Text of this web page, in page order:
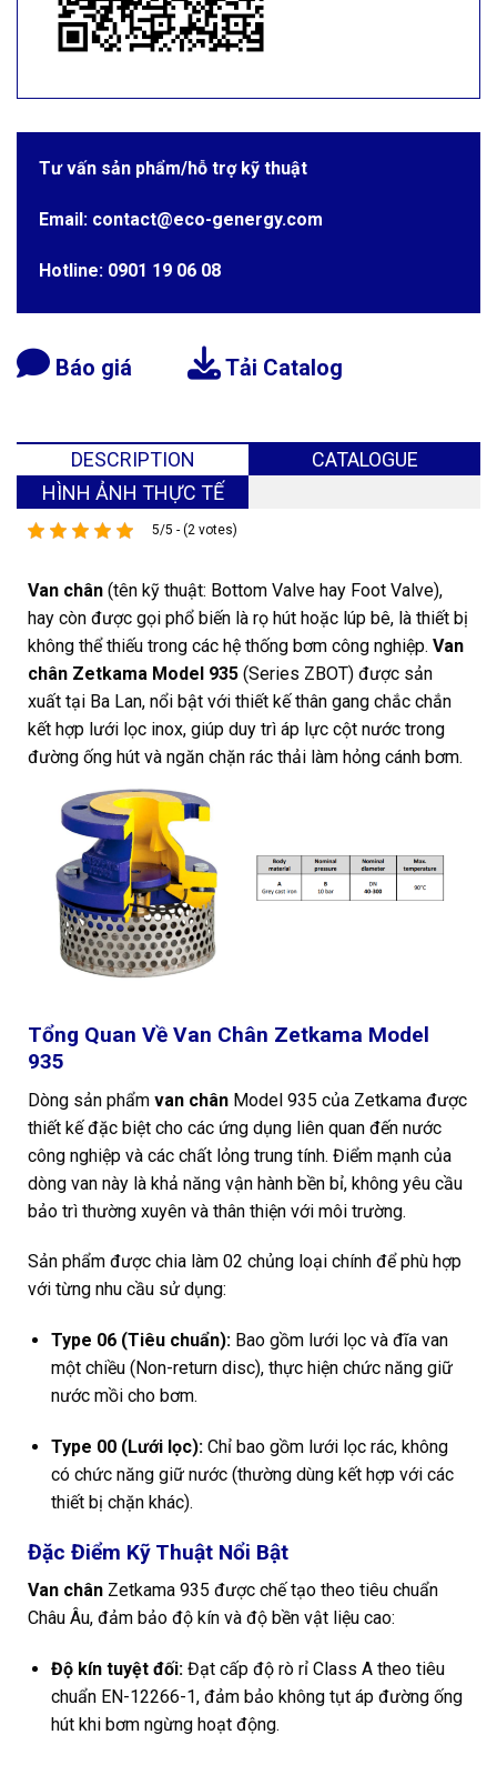
Tư vấn sản phẩm/hỗ trợ kỹ thuật
Email: contact@eco-genergy.com
Hotline: 0901 19 06 08
Báo giá Tải Catalog
DESCRIPTION
CATALOGUE
HÌNH ẢNH THỰC TẾ
5/5 - (2 votes)
Van chân (tên kỹ thuật: Bottom Valve hay Foot Valve),
hay còn được gọi phổ biến là rọ hút hoặc lúp bê, là thiết bị
không thể thiếu trong các hệ thống bơm công nghiệp. Van
chân Zetkama Model 935 (Series ZBOT) được sản
xuất tại Ba Lan, nổi bật với thiết kế thân gang chắc chắn
kết hợp lưới lọc inox, giúp duy trì áp lực cột nước trong
đường ống hút và ngăn chặn rác thải làm hỏng cánh bơm.
Tổng Quan Về Van Chân Zetkama Model
935
Dòng sản phẩm van chân Model 935 của Zetkama được
thiết kế đặc biệt cho các ứng dụng liên quan đến nước
công nghiệp và các chất lỏng trung tính. Điểm mạnh của
dòng van này là khả năng vận hành bền bỉ, không yêu cầu
bảo trì thường xuyên và thân thiện với môi trường.
Sản phẩm được chia làm 02 chủng loại chính để phù hợp
với từng nhu cầu sử dụng:
Type 06 (Tiêu chuẩn):Bao gồm lưới lọc và đĩa van
một chiều (Non-return disc), thực hiện chức năng giữ
nước mồi cho bơm.
Type 00 (Lưới lọc):Chỉ bao gồm lưới lọc rác, không
có chức năng giữ nước (thường dùng kết hợp với các
thiết bị chặn khác).
Đặc Điểm Kỹ Thuật Nổi Bật
Van chân Zetkama 935 được chế tạo theo tiêu chuẩn
Châu Âu, đảm bảo độ kín và độ bền vật liệu cao:
Độ kín tuyệt đối:Đạt cấp độ rò rỉ Class A theo tiêu
chuẩn EN-12266-1, đảm bảo không tụt áp đường ống
hút khi bơm ngừng hoạt động.